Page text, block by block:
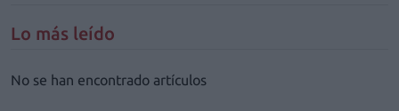
Lo más leído
No se han encontrado artículos